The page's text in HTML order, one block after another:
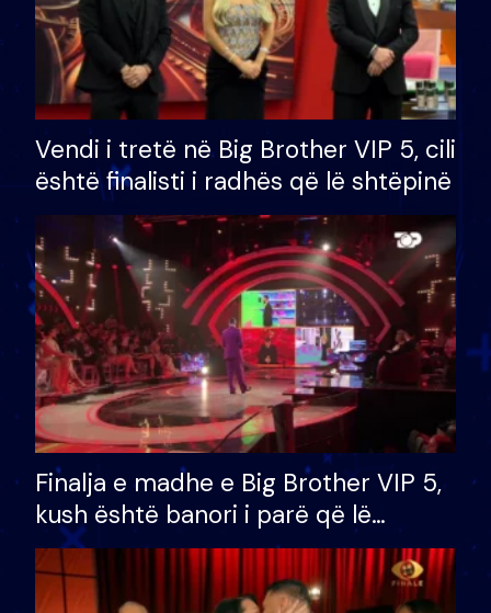
Vendi i tretë në Big Brother VIP 5, cili
është finalisti i radhës që lë shtëpinë
Finalja e madhe e Big Brother VIP 5,
kush është banori i parë që lë
shtëpinë dhe humb mundësinë për
të fituar çmimin e madh